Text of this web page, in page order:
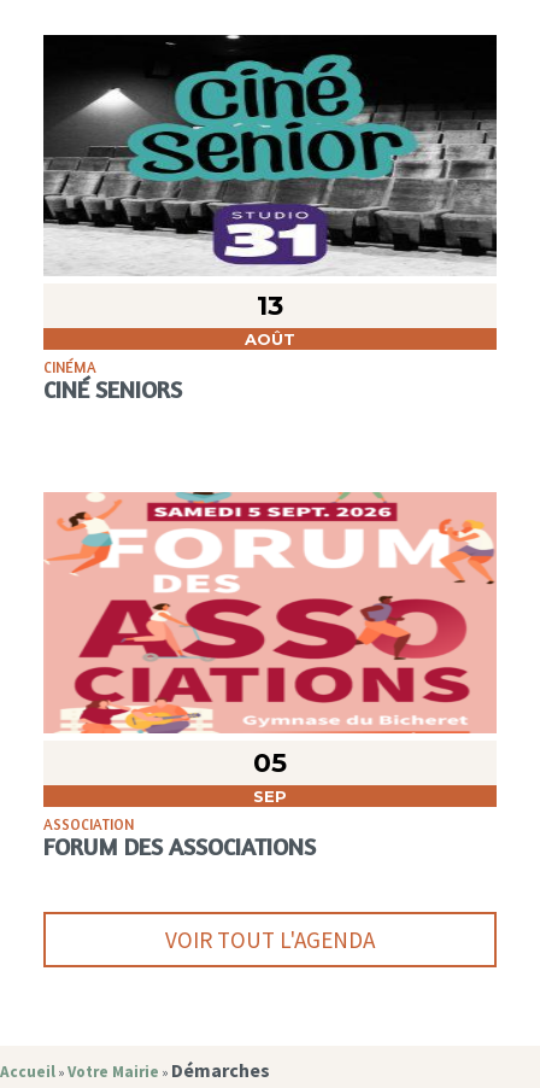
13
AOÛT
CINÉMA
CINÉ SENIORS
05
SEP
ASSOCIATION
FORUM DES ASSOCIATIONS
VOIR TOUT L'AGENDA
Accueil » Votre Mairie » Démarches